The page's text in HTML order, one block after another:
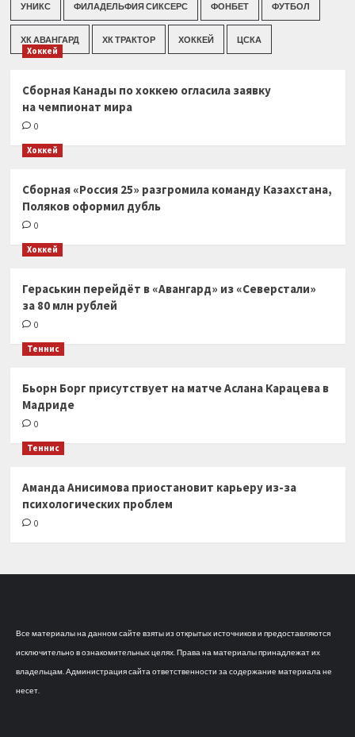
УНИКС ФИЛАДЕЛЬФИЯ СИКСЕРС ФОНБЕТ ФУТБОЛ
ХК АВАНГАРД ХК ТРАКТОР ХОККЕЙ ЦСКА
Хоккей
Сборная Канады по хоккею огласила заявку
на чемпионат мира
0
Хоккей
Сборная «Россия 25» разгромила команду Казахстана,
Поляков оформил дубль
0
Хоккей
Гераськин перейдёт в «Авангард» из «Северстали»
за 80 млн рублей
0
Теннис
Бьорн Борг присутствует на матче Аслана Карацева в
Мадриде
0
Теннис
Аманда Анисимова приостановит карьеру из-за
психологических проблем
0
Все материалы на данном сайте взяты из открытых источников и предоставляются
исключительно в ознакомительных целях. Права на материалы принадлежат их
владельцам. Администрация сайта ответственности за содержание материала не
несет.